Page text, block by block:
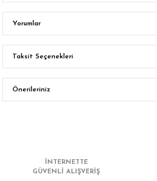
Yorumlar
Bu ürüne ilk yorumu
Yorum Yaz
Taksit Seçenekleri
Önerileriniz
Ürün resmi kalitesiz, bozuk veya
İNTERNETTE
GÜVENLİ ALIŞVERİŞ